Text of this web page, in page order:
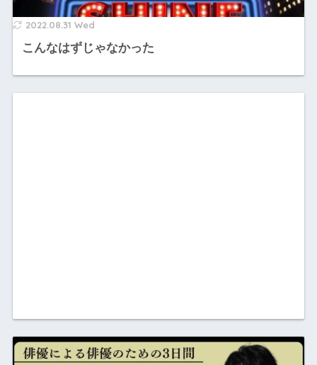
2022.08.31 Wed
こんなはずじゃなかった